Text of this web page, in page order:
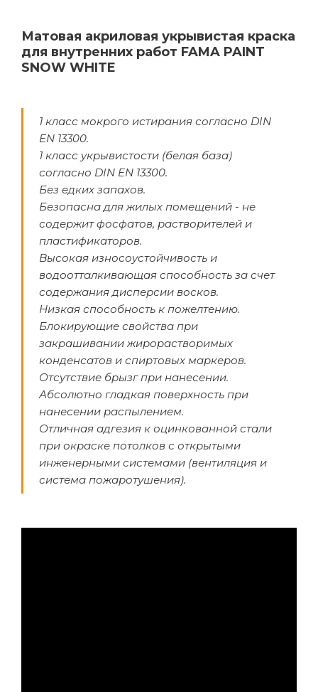
Матовая акриловая укрывистая краска
для внутренних работ FAMA PAINT
SNOW WHITE
1 класс мокрого истирания согласно DIN
EN 13300.
1 класс укрывистости (белая база)
согласно DIN EN 13300.
Без едких запахов.
Безопасна для жилых помещений - не
содержит фосфатов, растворителей и
пластификаторов.
Высокая износоустойчивость и
водоотталкивающая способность за счет
содержания дисперсии восков.
Низкая способность к пожелтению.
Блокирующие свойства при
закрашивании жирорастворимых
конденсатов и спиртовых маркеров.
Отсутствие брызг при нанесении.
Абсолютно гладкая поверхность при
нанесении распылением.
Отличная адгезия к оцинкованной стали
при окраске потолков с открытыми
инженерными системами (вентиляция и
система пожаротушения).